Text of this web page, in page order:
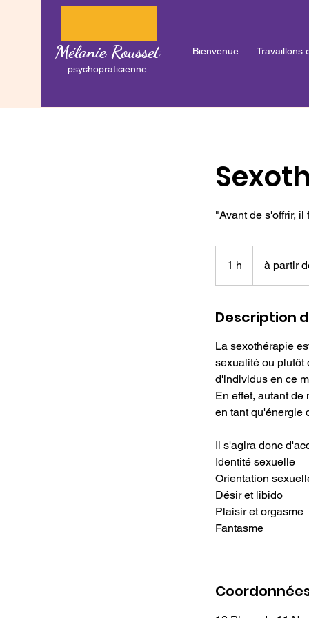
Mélanie Rousset
psychopraticienne
Bienvenue Travaillons
"Avant de s'offrir,
1 h à partir
Description
La sexothérapie
sexualité ou plutôt
d'individus en ce
En effet, autant
en tant qu'énergie
Il s'agira donc
Identité sexuelle
Orientation
Désir et libido
Plaisir et orgasme